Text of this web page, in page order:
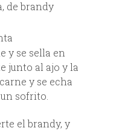
de brandy
y se sella en
junto al ajo y la
y se echa
sofrito.
el brandy, y